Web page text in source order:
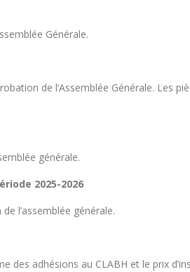
Générale.
de l’Assemblée Générale. Les
générale.
2025-2026
l’assemblée générale.
des adhésions au CLABH et le prix